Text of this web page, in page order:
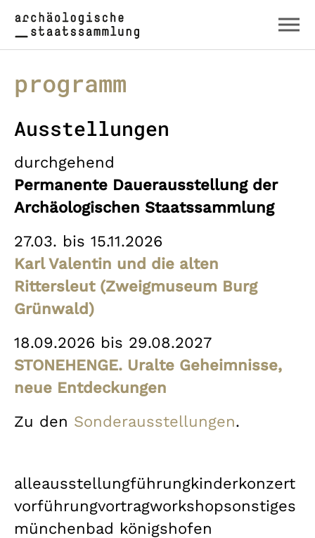
Zum Hauptinhalt springen
Skip to page footer
programm
Ausstellungen
durchgehend
Permanente Dauerausstellung der
Archäologischen Staatssammlung
27.03. bis 15.11.2026
Karl Valentin und die alten
Rittersleut (Zweigmuseum Burg
Grünwald)
18.09.2026 bis 29.08.2027
STONEHENGE. Uralte Geheimnisse,
neue Entdeckungen
Zu den Sonderausstellungen.
alleausstellungführungkinderkonzert
vorführungvortragworkshopsonstiges
münchenbad königshofen